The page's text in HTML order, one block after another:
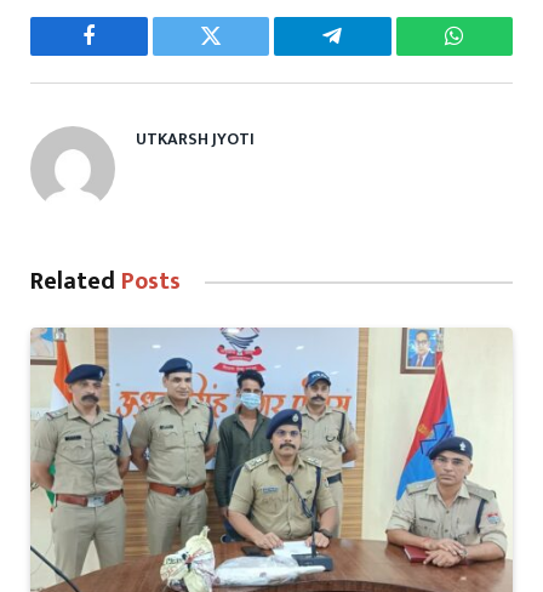
Facebook Twitter Telegram
UTKARSH JYOTI
Related Posts